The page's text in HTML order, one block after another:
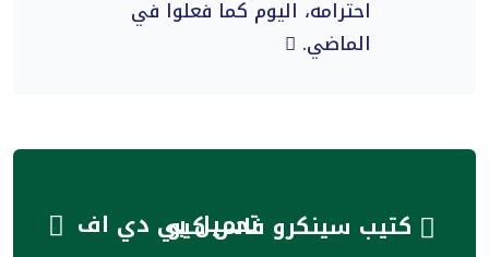
احترامه، اليوم كما فعلوا في
الماضي.
كتيب سينكرو فاس كيوتحميل بي دي اف